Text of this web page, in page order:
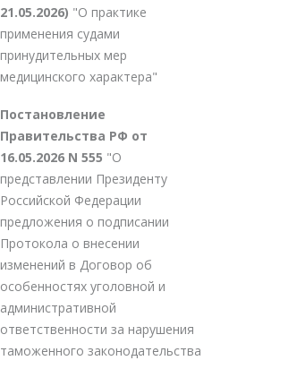
21.05.2026) "О практике
применения судами
принудительных мер
медицинского характера"
Постановление
Правительства РФ от
16.05.2026 N 555 "О
представлении Президенту
Российской Федерации
предложения о подписании
Протокола о внесении
изменений в Договор об
особенностях уголовной и
административной
ответственности за нарушения
таможенного законодательства